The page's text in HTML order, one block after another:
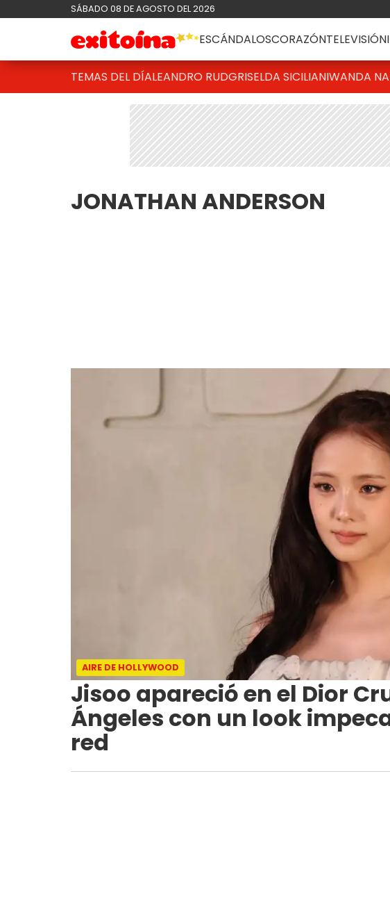
SÁBADO 08 DE AGOSTO DEL 2026
ESCÁNDALOSCORAZÓNTELEVISIÓN
TEMAS DEL DÍALEANDRO RUDGRISELDA SICILIANIWANDA
JONATHAN ANDERSON
AIRE DE HOLLYWOOD
Jisoo apareció en el Dior
Ángeles con un look
red